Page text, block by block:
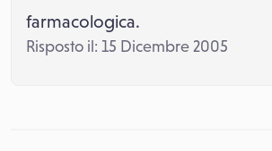
farmacologica.
Risposto il: 15 Dicembre 2005